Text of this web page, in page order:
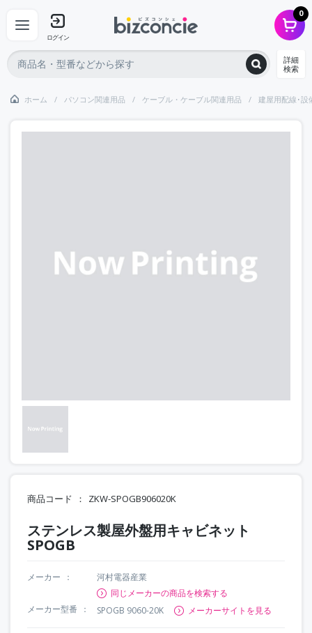
ログイン
0
詳細
検索
ホーム パソコン関連用品 ケーブル・ケーブル関連用品 建屋用配線･設
商品コード ZKW-SPOGB906020K
ステンレス製屋外盤用キャビネット
SPOGB
メーカー
河村電器産業
同じメーカーの商品を検索する
メーカー型番
SPOGB 9060-20K メーカーサイトを見る